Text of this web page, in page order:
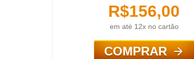
R$156,00
em até 12x no cartão
COMPRAR